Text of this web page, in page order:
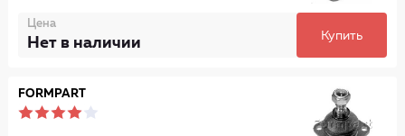
Цена
Нет в наличии Купить
FORMPART